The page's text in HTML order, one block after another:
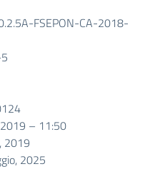
FSEPON-CA-2018-
– 11:50
2019
2025